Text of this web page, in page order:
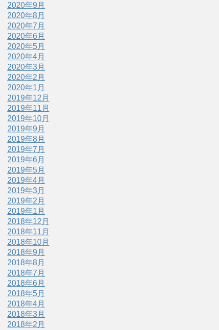
2020年9月
2020年8月
2020年7月
2020年6月
2020年5月
2020年4月
2020年3月
2020年2月
2020年1月
2019年12月
2019年11月
2019年10月
2019年9月
2019年8月
2019年7月
2019年6月
2019年5月
2019年4月
2019年3月
2019年2月
2019年1月
2018年12月
2018年11月
2018年10月
2018年9月
2018年8月
2018年7月
2018年6月
2018年5月
2018年4月
2018年3月
2018年2月